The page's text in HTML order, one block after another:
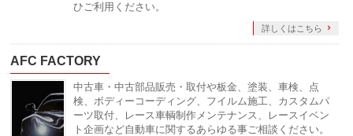
ひご利用ください。
詳しくはこちら
AFC FACTORY
中古車・中古部品販売・取付や板金、塗装、車検、点
検、ボディーコーディング、フイルム施工、カスタムパ
ーツ取付、レース車輌制作メンテナンス、レースイベン
ト企画など自動車に関するあらゆる事ご相談ください。